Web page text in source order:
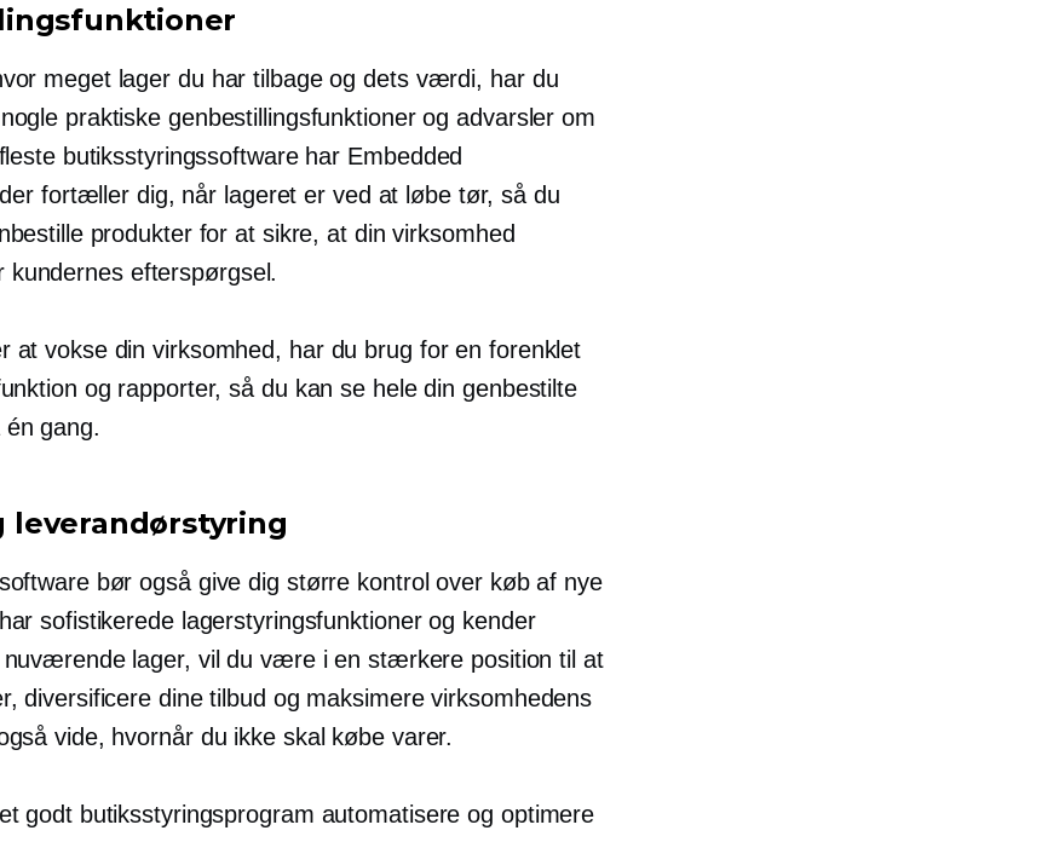
meget lager du har tilbage og dets værdi, har du
praktiske genbestillingsfunktioner og advarsler om
butiksstyringssoftware har Embedded
fortæller dig, når lageret er ved at løbe tør, så du
produkter for at sikre, at din virksomhed
kundernes efterspørgsel.
at vokse din virksomhed, har du brug for en forenklet
og rapporter, så du kan se hele din genbestilte
én gang.
leverandørstyring
bør også give dig større kontrol over køb af nye
sofistikerede lagerstyringsfunktioner og kender
lager, vil du være i en stærkere position til at
diversificere dine tilbud og maksimere virksomhedens
vide, hvornår du ikke skal købe varer.
godt butiksstyringsprogram automatisere og optimere